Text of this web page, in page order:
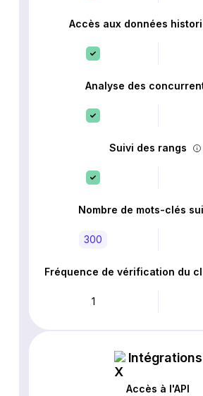
Accès aux données
Analyse des
Suivi des rangs
Nombre de mots-clés
300
Fréquence de vérification du
1
Intégrations
Accès à l'API